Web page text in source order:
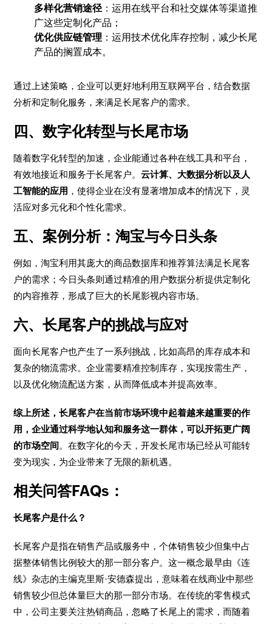
多样化营销途径：运用在线平台和社交媒体等渠道推
广这些定制化产品；
优化供应链管理 ：运用技术优化库存控制，减少长尾
产品的搁置成本。
通过上述策略，企业可以更好地利用互联网平台，结合数据
分析和定制化服务，来满足长尾客户的需求。
四、数字化转型与长尾市场
随着数字化转型的加速，企业能通过各种在线工具和平台，
有效地接近和服务于长尾客户。云计算、大数据分析以及人
工智能的应用 ，使得企业在没有显著增加成本的情况下，灵
活应对多元化和个性化需求。
五、案例分析：淘宝与今日头条
例如，淘宝利用其庞大的商品数据库和推荐算法满足长尾客
户的需求；今日头条则通过精准的用户数据分析提供定制化
的内容推荐，形成了巨大的长尾影视内容市场。
六、长尾客户的挑战与应对
面向长尾客户也产生了一系列挑战，比如高昂的库存成本和
复杂的物流需求。企业需要精准控制库存，实现按需生产，
以及优化物流配送方案，从而降低成本并提高效率。
综上所述，长尾客户在当前市场环境中起着越来越重要的作
用，企业通过科学地认知和服务这一群体，可以开拓更广阔
的市场空间。在数字化的今天，开发长尾市场已经从可能转
变为现实，为企业带来了无限的新机遇。
相关问答FAQs：
长尾客户是什么？
长尾客户是指在销售产品或服务中，个体销售较少但集中占
据整体销售比例较大的那一部分客户。这一概念最早由《连
线》杂志的主编克里斯·安德森提出，意味着在线商业中那些
销售较少但总体量巨大的那一部分市场。在传统的零售模式
中，公司主要关注热销商品，忽略了长尾上的需求，而随着